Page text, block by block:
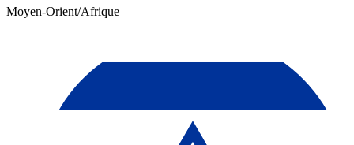
Moyen-Orient/Afrique​​